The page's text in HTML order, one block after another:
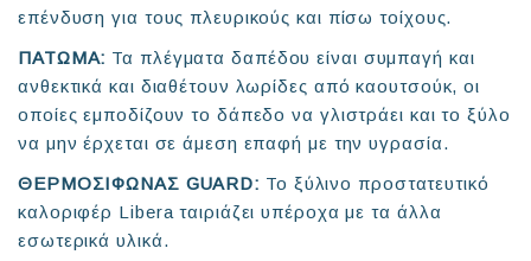
επένδυση για τους πλευρικούς και πίσω τοίχους.
ΠΑΤΩΜΑ: Τα πλέγματα δαπέδου είναι συμπαγή και
ανθεκτικά και διαθέτουν λωρίδες από καουτσούκ, οι
οποίες εμποδίζουν το δάπεδο να γλιστράει και το ξύλο
να μην έρχεται σε άμεση επαφή με την υγρασία.
ΘΕΡΜΟΣΙΦΩΝΑΣ GUARD: Το ξύλινο προστατευτικό
καλοριφέρ Libera ταιριάζει υπέροχα με τα άλλα
εσωτερικά υλικά.